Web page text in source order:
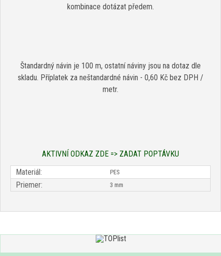
kombinace dotázat předem.
Štandardný návin je 100 m, ostatní náviny jsou na dotaz dle
skladu. Příplatek za neštandardné návin - 0,60 Kč bez DPH /
metr.
AKTIVNÍ ODKAZ ZDE => ZADAT POPTÁVKU
Materiál:
PES
Priemer: 3 mm